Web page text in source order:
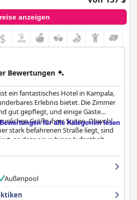
anzeigen
$
Bewertungen
ist ein fantastisches Hotel in Kampala,
Erlebnis bietet. Die Zimmer
gut gepflegt, und einige Gäste
Größe ihrer Suiten. Obwohl
stark befahrenen Straße liegt, sind
so dass ein ruhiger Aufenthalt
ist freundlich, professionell und
Kundenservice zu bieten, wobei der
gelobt wird. Der Pool ist ein
schwärmen von der herrlichen
Einrichtungen. Insgesamt
eine gute Wahl für alle, die ein
für alle Kategorien lesen
Außenpool